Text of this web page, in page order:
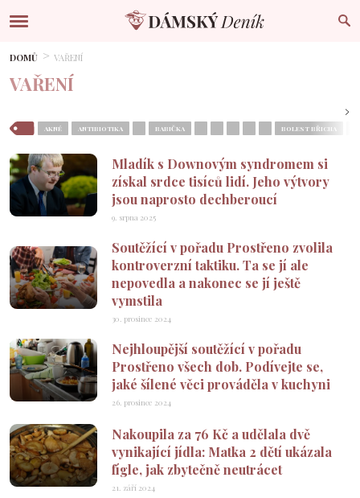
DOMŮ VAŘENÍ
VAŘENÍ
AKNÉ ANTIBIOTIKA BABIČKA BOLEST BŘICHA
Mladík s Downovým syndromem si
získal srdce tisíců lidí. Jeho výtvory
jsou naprosto dechberoucí
9. srpna 2025
Soutěžící v pořadu Prostřeno zvolila
kontroverzní taktiku. Ta se jí ale
nepovedla a nakonec se jí ještě
vymstila
30. prosince 2024
Nejhloupější soutěžící v pořadu
Prostřeno všech dob. Podívejte se,
jaké šílené věci prováděla v kuchyni
26. prosince 2024
Nakoupila za 76 Kč a udělala dvě
vynikající jídla: Matka 2 dětí ukázala
fígle, jak zbytečně neutrácet
21. září 2024